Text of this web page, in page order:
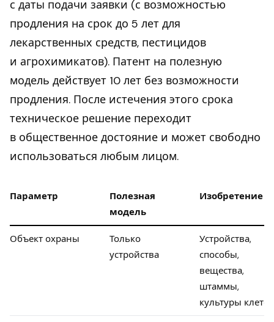
с даты подачи заявки (с возможностью
продления на срок до 5 лет для
лекарственных средств, пестицидов
и агрохимикатов). Патент на полезную
модель действует 10 лет без возможности
продления. После истечения этого срока
техническое решение переходит
в общественное достояние и может свободно
использоваться любым лицом.
Параметр
Полезная
модель
Изобретение
Объект охраны
Только
устройства
Устройства,
способы,
вещества,
штаммы,
культуры клеток